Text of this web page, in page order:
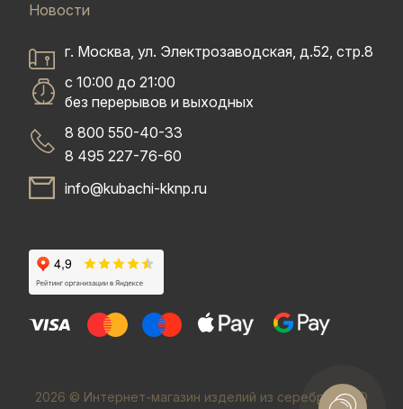
Новости
г. Москва, ул. Электрозаводская, д.52, стр.8
с 10:00 до 21:00
без перерывов и выходных
8 800 550-40-33
8 495 227-76-60
info@kubachi-kknp.ru
2026 © Интернет-магазин изделий из серебра. ООО